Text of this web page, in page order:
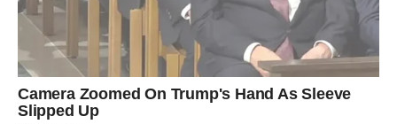
Mnogi Jarčevi su prošli kroz težak emotivni period i često
su imali osećaj da se njihova ljubavna sreća stalno
odlaže.